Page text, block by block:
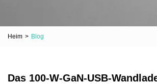
Heim > Blog
Das 100-W-GaN-USB-